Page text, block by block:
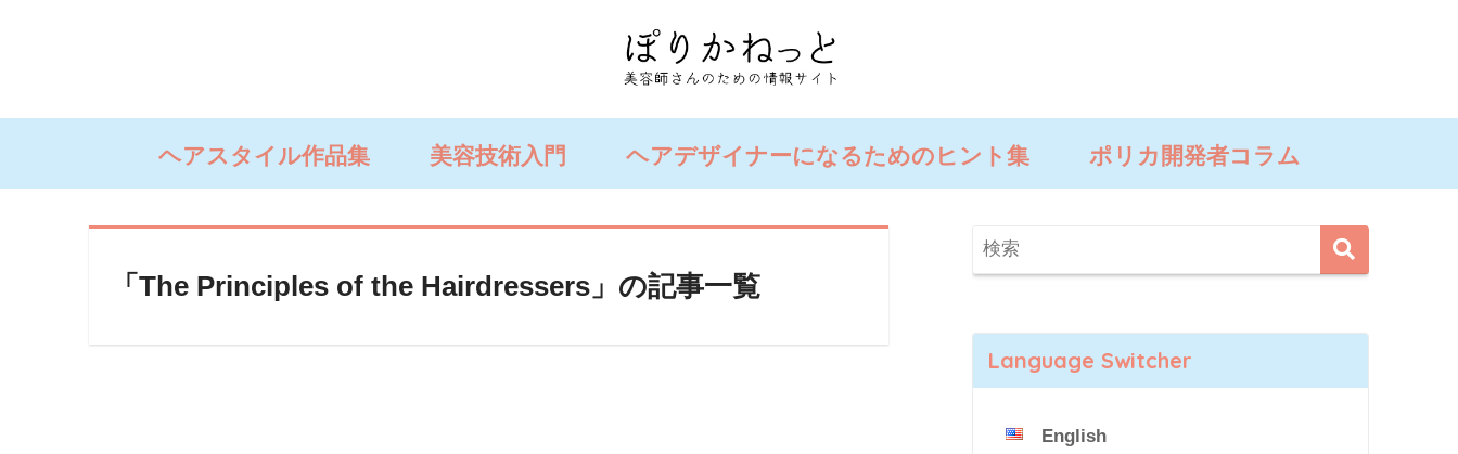
ヘアスタイル作品集 美容技術入門 ヘアデザイナーになるためのヒント集 ポリカ開発者コラム
「The Principles of the Hairdressers」の記事一覧
Language Switcher
English